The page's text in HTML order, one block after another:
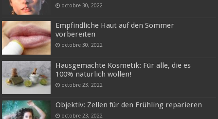
octobre 30, 2022
Empfindliche Haut auf den Sommer
vorbereiten
octobre 30, 2022
Hausgemachte Kosmetik: Für alle, die es
100% natürlich wollen!
octobre 23, 2022
Objektiv: Zellen für den Frühling reparieren
octobre 23, 2022